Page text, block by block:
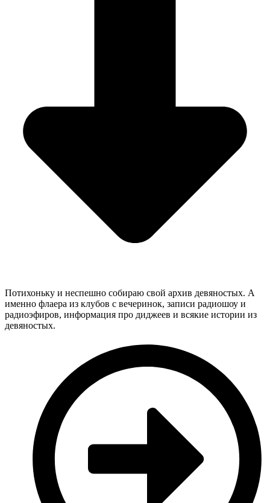
Потихоньку и неспешно собираю свой архив девяностых. А
именно флаера из клубов с вечеринок, записи радиошоу и
радиоэфиров, информация про диджеев и всякие истории из
девяностых.